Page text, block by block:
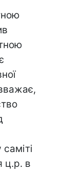
ц.р. в